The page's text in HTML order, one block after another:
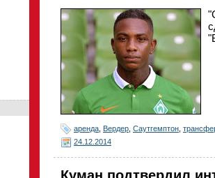
аренда Вердер Саутгемптон
24.12.2014